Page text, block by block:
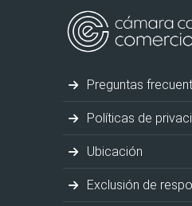
Preguntas
Políticas de
Ubicación
Exclusión de